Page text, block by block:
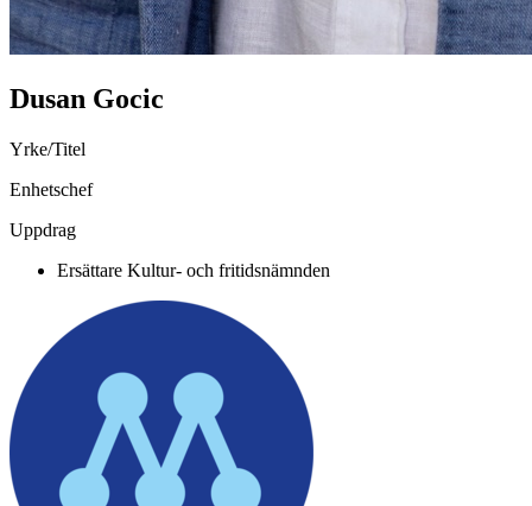
Dusan Gocic
Yrke/Titel
Enhetschef
Uppdrag
Ersättare Kultur- och fritidsnämnden